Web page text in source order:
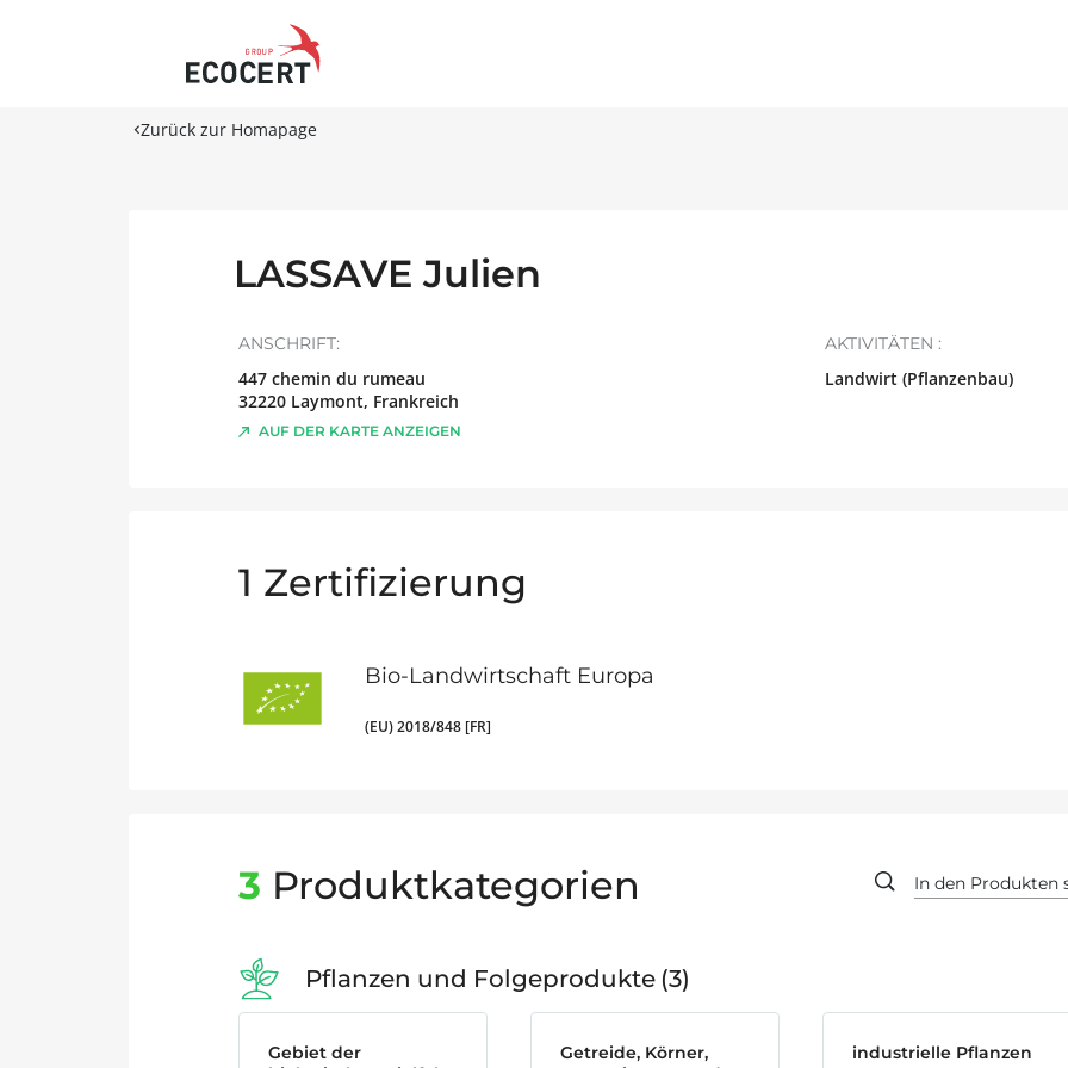
Zurück zur Homapage
LASSAVE Julien
ANSCHRIFT:
447 chemin du rumeau
32220 Laymont, Frankreich
AUF DER KARTE ANZEIGEN
AKTIVITÄTEN :
Landwirt (Pflanzenbau)
1 Zertifizierung
Bio-Landwirtschaft Europa
(EU) 2018/848 [FR]
3 Produktkategorien
Pflanzen und Folgeprodukte 3
Gebiet der
Getreide, Körner,
industrielle Pflanzen